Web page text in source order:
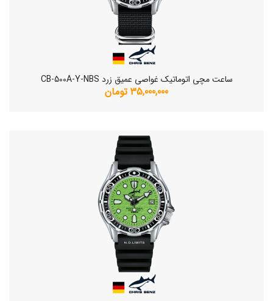
ساعت مچی اتوماتیک غواصی عمیق زرد CB-500A-Y-NBS
35,000,000 تومان